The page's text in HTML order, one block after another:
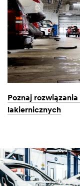
Poznaj
lakiernicznych